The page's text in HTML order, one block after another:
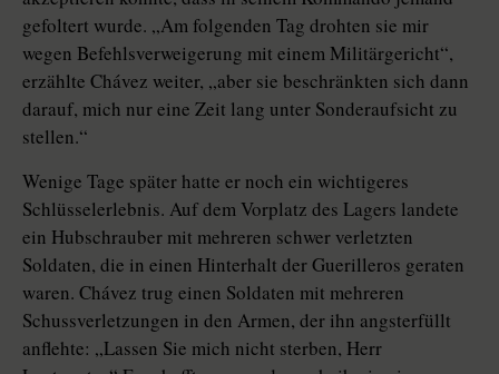
gefoltert wurde. „Am folgenden Tag drohten sie mir
wegen Befehlsverweigerung mit einem Militärgericht“,
erzählte Chávez weiter, „aber sie beschränkten sich dann
darauf, mich nur eine Zeit lang unter Sonderaufsicht zu
stellen.“
Wenige Tage später hatte er noch ein wichtigeres
Schlüsselerlebnis. Auf dem Vorplatz des Lagers landete
ein Hubschrauber mit mehreren schwer verletzten
Soldaten, die in einen Hinterhalt der Guerilleros geraten
waren. Chávez trug einen Soldaten mit mehreren
Schussverletzungen in den Armen, der ihn angsterfüllt
anflehte: „Lassen Sie mich nicht sterben, Herr